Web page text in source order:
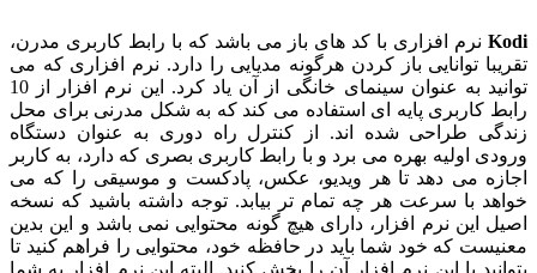
افزاری با کد های باز می باشد که با رابط کاربری مدرن،
توانایی باز کردن هرگونه مدیایی را دارد. نرم افزاری که می
توانید به عنوان سینمای خانگی از آن یاد کرد. این نرم افزار از 10
پایه ای استفاده می کند که به شکل مدرنی برای محل
طراحی شده اند. از کنترل راه دوری به عنوان دستگاه
اولیه بهره می برد و با رابط کاربری بصری که دارد، به کاربر
می دهد تا هر ویدیو، عکس، پادکست و موسیقی را که می
با سرعت هر چه تمام تر بیابد. توجه داشته باشید که نسخه
نرم افزار، دارای هیچ گونه محتوایی نمی باشد و این بدین
که خود شما باید در حافظه خود، محتوایی را فراهم کنید تا
با این نرم افزار آن را پخش کنید. البته این نرم افزار به شما